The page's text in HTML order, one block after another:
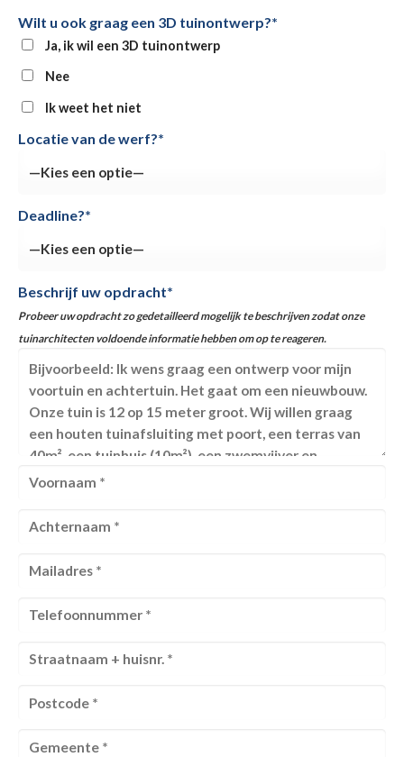
Wilt u ook graag een 3D tuinontwerp?*
Ja, ik wil een 3D tuinontwerp
Nee
Ik weet het niet
Locatie van de werf?*
Deadline?*
Beschrijf uw opdracht*
Probeer uw opdracht zo gedetailleerd mogelijk te beschrijven zodat onze
tuinarchitecten voldoende informatie hebben om op te reageren.